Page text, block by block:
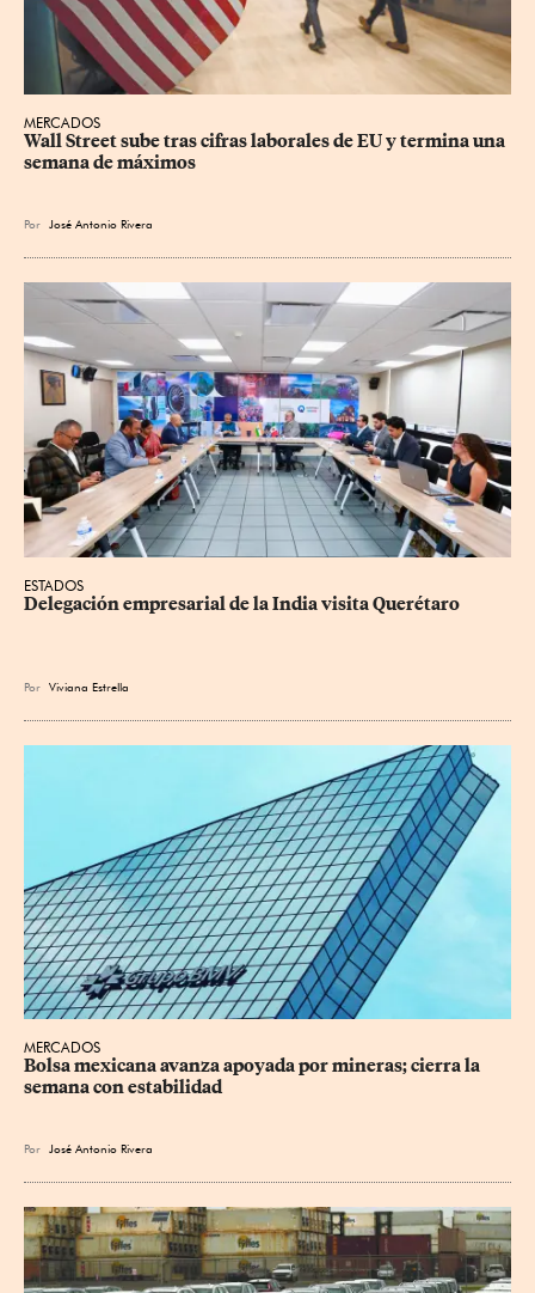
MERCADOS
Wall Street sube tras cifras laborales de EU y termina una
semana de máximos
Por José Antonio Rivera
ESTADOS
Delegación empresarial de la India visita Querétaro
Por Viviana Estrella
MERCADOS
Bolsa mexicana avanza apoyada por mineras; cierra la
semana con estabilidad
Por José Antonio Rivera